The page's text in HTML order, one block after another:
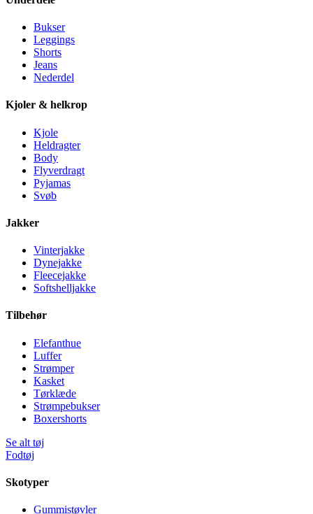
Bukser
Leggings
Shorts
Jeans
Nederdel
Kjoler & helkrop
Kjole
Heldragter
Body
Flyverdragt
Pyjamas
Svøb
Jakker
Vinterjakke
Dynejakke
Fleecejakke
Softshelljakke
Tilbehør
Elefanthue
Luffer
Strømper
Kasket
Tørklæde
Strømpebukser
Boxershorts
Se alt tøj
Fodtøj
Skotyper
Gummistøvler